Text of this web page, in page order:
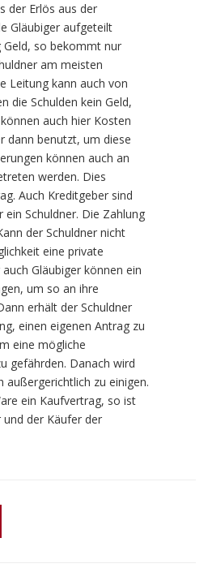
der Erlös aus der
Gläubiger aufgeteilt
Geld, so bekommt nur
am meisten
Leitung kann auch von
die Schulden kein Geld,
auch hier Kosten
dann benutzt, um diese
können auch an
werden. Dies
Auch Kreditgeber sind
Schuldner. Die Zahlung
der Schuldner nicht
eine private
Gläubiger können ein
um so an ihre
erhält der Schuldner
einen eigenen Antrag zu
eine mögliche
gefährden. Danach wird
zu einigen.
ein Kaufvertrag, so ist
und der Käufer der